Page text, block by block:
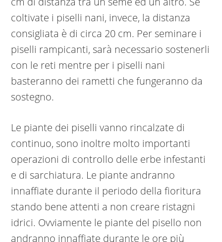
coltivate i piselli nani, invece, la distanza
consigliata è di circa 20 cm. Per seminare i
piselli rampicanti, sarà necessario sostenerli
con le reti mentre per i piselli nani
basteranno dei rametti che fungeranno da
sostegno.
Le piante dei piselli vanno rincalzate di
continuo, sono inoltre molto importanti
operazioni di controllo delle erbe infestanti
e di sarchiatura. Le piante andranno
innaffiate durante il periodo della fioritura
stando bene attenti a non creare ristagni
idrici. Ovviamente le piante del pisello non
andranno innaffiate durante le ore più